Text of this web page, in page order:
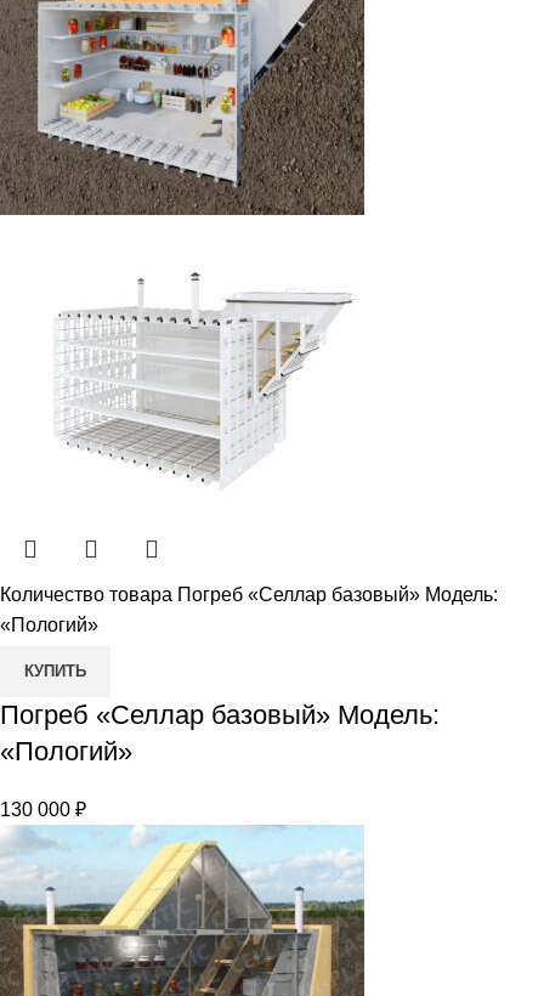
Количество товара Погреб «Селлар базовый» Модель:
«Пологий»
КУПИТЬ
Погреб «Селлар базовый» Модель:
«Пологий»
130 000 ₽